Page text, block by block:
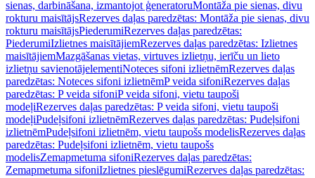
sienas, darbināšana, izmantojot ģeneratoruMontāža pie sienas, divu
rokturu maisītājsRezerves daļas paredzētas: Montāža pie sienas, divu
rokturu maisītājsPiederumiRezerves daļas paredzētas:
PiederumiIzlietnes maisītājiemRezerves daļas paredzētas: Izlietnes
maisītājiemMazgāšanas vietas, virtuves izlietņu, ierīču un lieto
izlietņu savienotājelementiNoteces sifoni izlietnēmRezerves daļas
paredzētas: Noteces sifoni izlietnēmP veida sifoniRezerves daļas
paredzētas: P veida sifoniP veida sifoni, vietu taupoši
modeļiRezerves daļas paredzētas: P veida sifoni, vietu taupoši
modeļiPudeļsifoni izlietnēmRezerves daļas paredzētas: Pudeļsifoni
izlietnēmPudeļsifoni izlietnēm, vietu taupošs modelisRezerves daļas
paredzētas: Pudeļsifoni izlietnēm, vietu taupošs
modelisZemapmetuma sifoniRezerves daļas paredzētas:
Zemapmetuma sifoniIzlietnes pieslēgumiRezerves daļas paredzētas: